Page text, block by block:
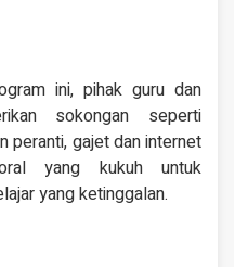
ini, pihak guru dan
sokongan seperti
peranti, gajet dan internet
yang kukuh untuk
yang ketinggalan.